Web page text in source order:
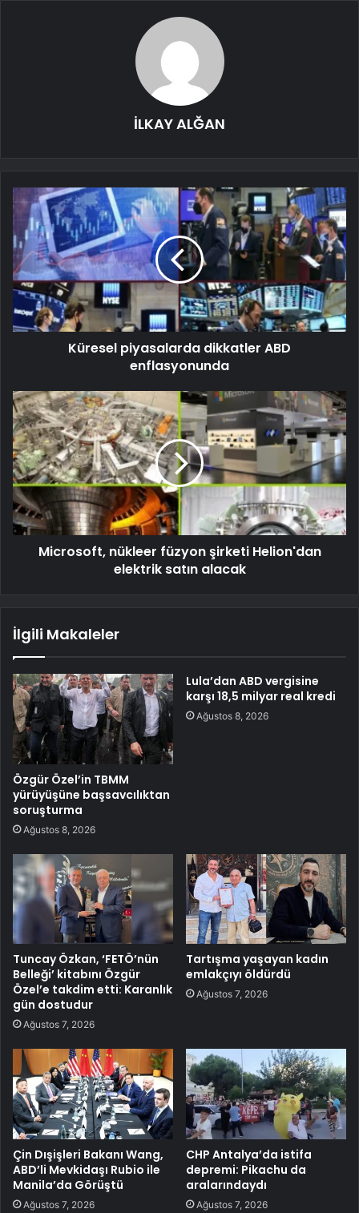
İLKAY ALĞAN
Küresel piyasalarda dikkatler ABD
enflasyonunda
Microsoft, nükleer füzyon şirketi Helion'dan
elektrik satın alacak
İlgili Makaleler
Özgür Özel’in TBMM
yürüyüşüne başsavcılıktan
soruşturma
Ağustos 8, 2026
Lula’dan ABD vergisine
karşı 18,5 milyar real kredi
Ağustos 8, 2026
Tuncay Özkan, ‘FETÖ’nün
Belleği’ kitabını Özgür
Özel’e takdim etti: Karanlık
gün dostudur
Ağustos 7, 2026
Tartışma yaşayan kadın
emlakçıyı öldürdü
Ağustos 7, 2026
Çin Dışişleri Bakanı Wang,
ABD’li Mevkidaşı Rubio ile
Manila’da Görüştü
Ağustos 7, 2026
CHP Antalya’da istifa
depremi: Pikachu da
aralarındaydı
Ağustos 7, 2026